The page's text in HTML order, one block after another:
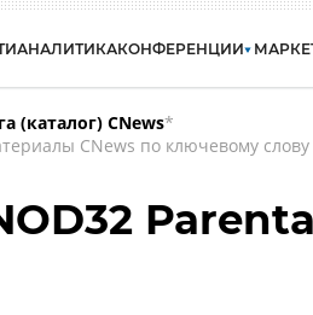
АНАЛИТИКАКОНФЕРЕНЦИИ
(каталог) CNews*
CNews по ключевому слову